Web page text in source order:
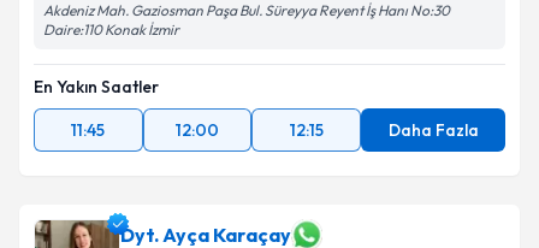
Akdeniz Mah. Gaziosman Paşa Bul. Süreyya Reyent İş Hanı No:30
Daire:110 Konak İzmir
En Yakın Saatler
11:45
12:00 12:15 Daha Fazla
Dyt. Ayça Karaçay